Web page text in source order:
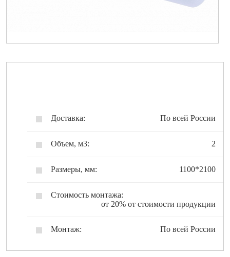
Доставка: По всей России
Объем, м3: 2
Размеры, мм: 1100*2100
Стоимость монтажа:
от 20% от стоимости продукции
Монтаж: По всей России